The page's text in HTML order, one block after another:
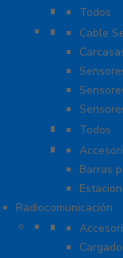
Teclados
Todos
Cable
Todos
Barras
Radiocomunicación